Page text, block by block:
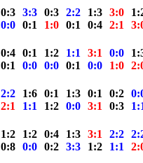
0:3
0:0
3:3
0:1
0:3
1:0
2:2
0:1
1:3
0:4
3:0
2:1
0:4
0:1
0:1
0:0
1:2
0:0
1:1
0:1
3:1
0:0
0:0
1:0
2:2
2:1
1:6
1:1
0:1
1:2
1:3
0:0
0:1
3:1
0:2
0:3
1:2
0:8
1:2
0:0
0:4
0:2
1:3
3:3
3:1
1:2
2:2
1:1